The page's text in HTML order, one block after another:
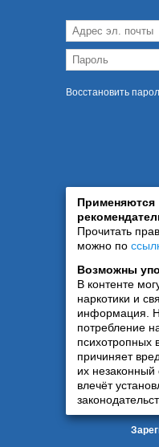
Восстановить
Применяются
Прочитать
можно по
Возможны
В контенте
наркотики и
информация.
потребление
психотропных
причиняет
их
влечёт